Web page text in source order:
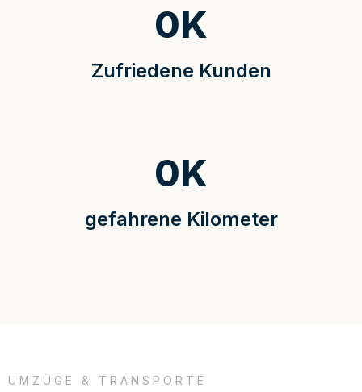
Zufriedene Kunden
0K
gefahrene Kilometer
0K
UMZÜGE & TRANSPORTE